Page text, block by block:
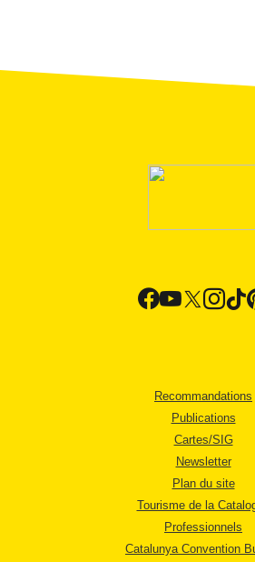
Recommandations
Publications
Cartes/SIG
Newsletter
Plan du site
Tourisme de la
Professionnels
Catalunya Convention